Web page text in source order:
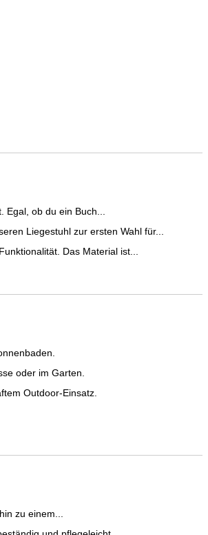
ob du ein Buch...
Liegestuhl zur ersten Wahl für...
Das Material ist...
oder im Garten.
Outdoor-Einsatz.
zu einem...